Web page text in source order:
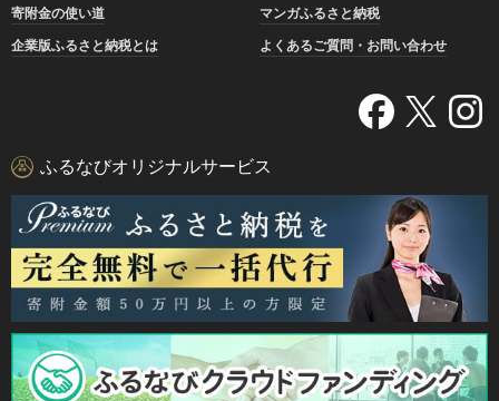
寄附金の使い道
マンガふるさと納税
企業版ふるさと納税とは
よくあるご質問・お問い合わせ
ふるなびオリジナルサービス